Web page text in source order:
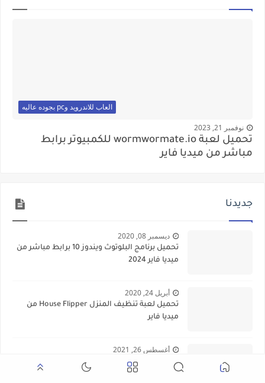
العاب للاندرويد وpc بجوده عاليه
نوفمبر 21, 2023
تحميل لعبة wormwormate.io للكمبيوتر برابط
مباشر من ميديا فاير
جديدنا
ديسمبر 08, 2020
تحميل برنامج البلوتوث ويندوز 10 برابط مباشر من
ميديا فاير 2024
أبريل 24, 2020
تحميل لعبة تنظيف المنزل House Flipper من
ميديا فاير
أغسطس 26, 2021
تحميل لعبة قراند الحياة الواقعية للكمبيوتر من
ميديا فاير